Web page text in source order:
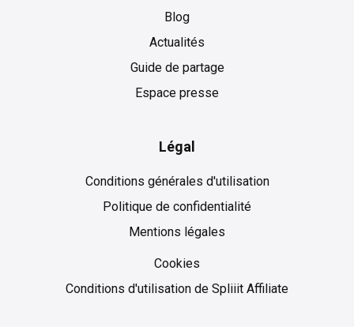
Blog
Actualités
Guide de partage
Espace presse
Légal
Conditions générales d'utilisation
Politique de confidentialité
Mentions légales
Cookies
Conditions d'utilisation de Spliiit Affiliate